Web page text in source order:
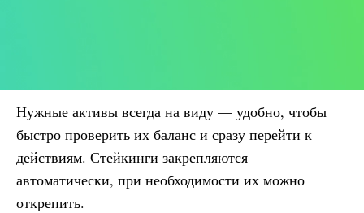
Нужные активы всегда на виду — удобно, чтобы
быстро проверить их баланс и сразу перейти к
действиям. Стейкинги закрепляются
автоматически, при необходимости их можно
открепить.